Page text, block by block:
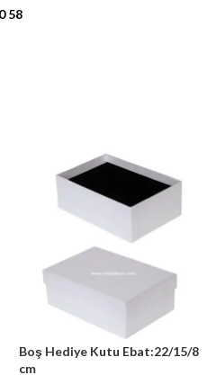
58
Boş Hediye Kutu Ebat:22/15/8
cm